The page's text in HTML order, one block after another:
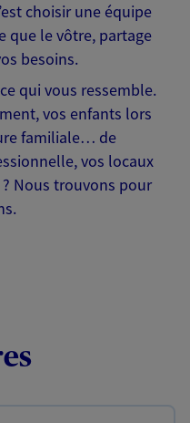
choisir une équipe
que le vôtre, partage
besoins.
qui vous ressemble.
vos enfants lors
familiale… de
vos locaux
Nous trouvons pour